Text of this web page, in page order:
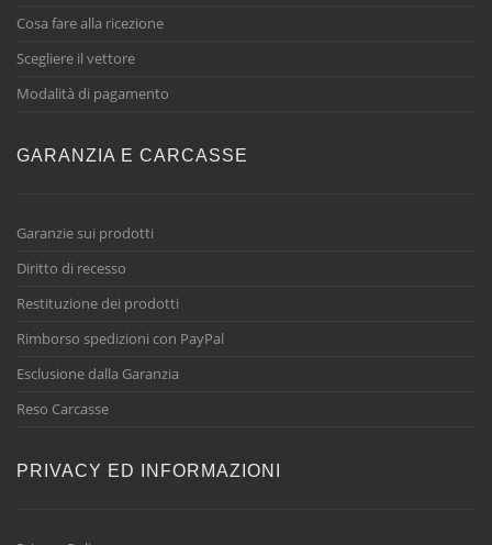
Cosa fare alla ricezione
Scegliere il vettore
Modalità di pagamento
GARANZIA E CARCASSE
Garanzie sui prodotti
Diritto di recesso
Restituzione dei prodotti
Rimborso spedizioni con PayPal
Esclusione dalla Garanzia
Reso Carcasse
PRIVACY ED INFORMAZIONI